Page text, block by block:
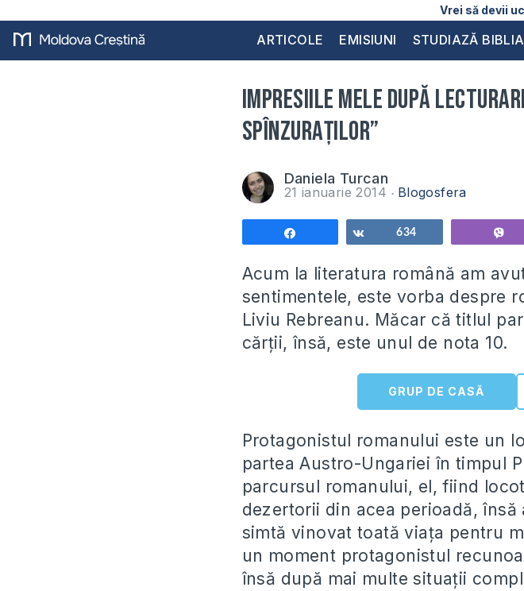
Vrei să devii
ARTICOLE EMISIUNI STUDIAZĂ BIBLIA
Impresiile mele după
Spînzuraților”
Daniela Turcan
21 ianuarie 2014 Blogosfera
Share634
Acum la literatura română am
sentimentele, este vorba despre
Liviu Rebreanu. Măcar că titlul
cărții, însă, este unul de nota 10.
GRUP DE CASĂ
Protagonistul romanului este un
partea Austro-Ungariei în timpul
parcursul romanului, el, fiind
dezertorii din acea perioadă,
simtă vinovat toată viața pentru
un moment protagonistul
însă după mai multe situații